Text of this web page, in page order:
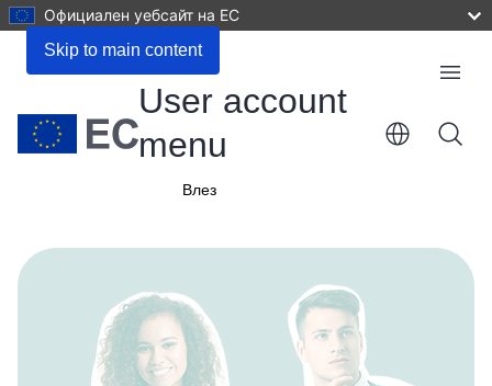
Skip to main content
Официален уебсайт на ЕС
User account
menu
Влез
Menu